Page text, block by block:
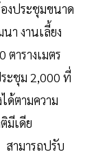
งประชุมขนาด
า งานเลี้ยง
ารางเมตร
ะชุม 2,000 ที่
ด้ตามความ
มีเดีย
ามารถปรับ